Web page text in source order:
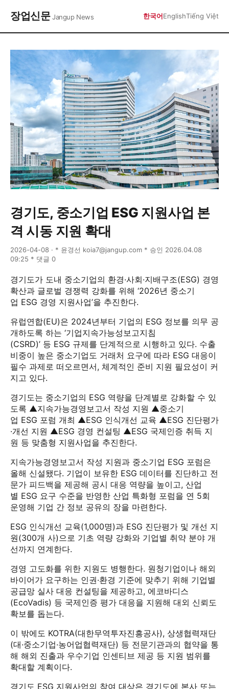
장업신문Jangup News 한국어EnglishTiếng Việt
경기도, 중소기업 ESG 지원사업 본
격 시동 지원 확대
2026-04-08 · * 윤경선 koia7@jangup.com * 승인 2026.04.08
09:25 * 댓글 0
경기도가 도내 중소기업의 환경·사회·지배구조(ESG) 경영
확산과 글로벌 경쟁력 강화를 위해 ‘2026년 중소기
업 ESG 경영 지원사업’을 추진한다.
유럽연합(EU)은 2024년부터 기업의 ESG 정보를 의무 공
개하도록 하는 ‘기업지속가능성보고지침
(CSRD)’ 등 ESG 규제를 단계적으로 시행하고 있다. 수출
비중이 높은 중소기업도 거래처 요구에 따라 ESG 대응이
필수 과제로 떠오르면서, 체계적인 준비 지원 필요성이 커
지고 있다.
경기도는 중소기업의 ESG 역량을 단계별로 강화할 수 있
도록 ▲지속가능경영보고서 작성 지원 ▲중소기
업 ESG 포럼 개최 ▲ESG 인식개선 교육 ▲ESG 진단평가
·개선 지원 ▲ESG 경영 컨설팅 ▲ESG 국제인증 취득 지
원 등 맞춤형 지원사업을 추진한다.
지속가능경영보고서 작성 지원과 중소기업 ESG 포럼은
올해 신설됐다. 기업이 보유한 ESG 데이터를 진단하고 전
문가 피드백을 제공해 공시 대응 역량을 높이고, 산업
별 ESG 요구 수준을 반영한 산업 특화형 포럼을 연 5회
운영해 기업 간 정보 공유의 장을 마련한다.
ESG 인식개선 교육(1,000명)과 ESG 진단평가 및 개선 지
원(300개 사)으로 기초 역량 강화와 기업별 취약 분야 개
선까지 연계한다.
경영 고도화를 위한 지원도 병행한다. 원청기업이나 해외
바이어가 요구하는 인권·환경 기준에 맞추기 위해 기업별
공급망 실사 대응 컨설팅을 제공하고, 에코바디스
(EcoVadis) 등 국제인증 평가 대응을 지원해 대외 신뢰도
확보를 돕는다.
이 밖에도 KOTRA(대한무역투자진흥공사), 상생협력재단
(대·중소기업·농어업협력재단) 등 전문기관과의 협약을 통
해 해외 진출과 우수기업 인센티브 제공 등 지원 범위를
확대할 계획이다.
경기도 ESG 지원사업의 참여 대상은 경기도에 본사 또는